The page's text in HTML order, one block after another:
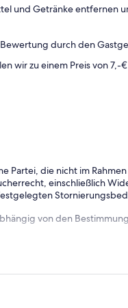
und Getränke entfernen
durch den
wir zu einem Preis von 7,-
Partei, die nicht im
einschließlich
von den